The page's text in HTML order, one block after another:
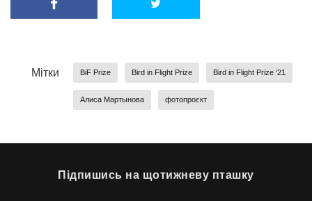
Мітки BiF Prize Bird in Flight Prize Bird in Flight Prize ‘21
Алиса Мартынова фотопроєкт
Підпишись на щотижневу пташку